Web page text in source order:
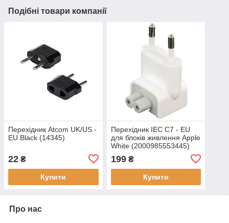
Подібні товари компанії
Перехідник Atcom UK/US -
EU Black (14345)
22 ₴
Купити
Перехідник IEC C7 - EU
для блоків живлення Apple
White (2000985553445)
199₴
Купити
Про нас